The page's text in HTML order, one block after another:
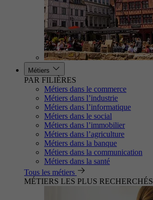
Métiers
PAR FILIÈRES
Métiers dans le commerce
Métiers dans l’industrie
Métiers dans l’informatique
Métiers dans le social
Métiers dans l’immobilier
Métiers dans l’agriculture
Métiers dans la banque
Métiers dans la communication
Métiers dans la santé
Tous les métiers
MÉTIERS LES PLUS RECHERCHÉS